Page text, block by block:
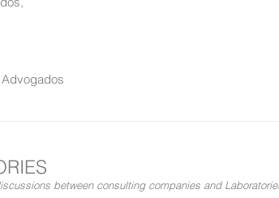
between consulting companies and